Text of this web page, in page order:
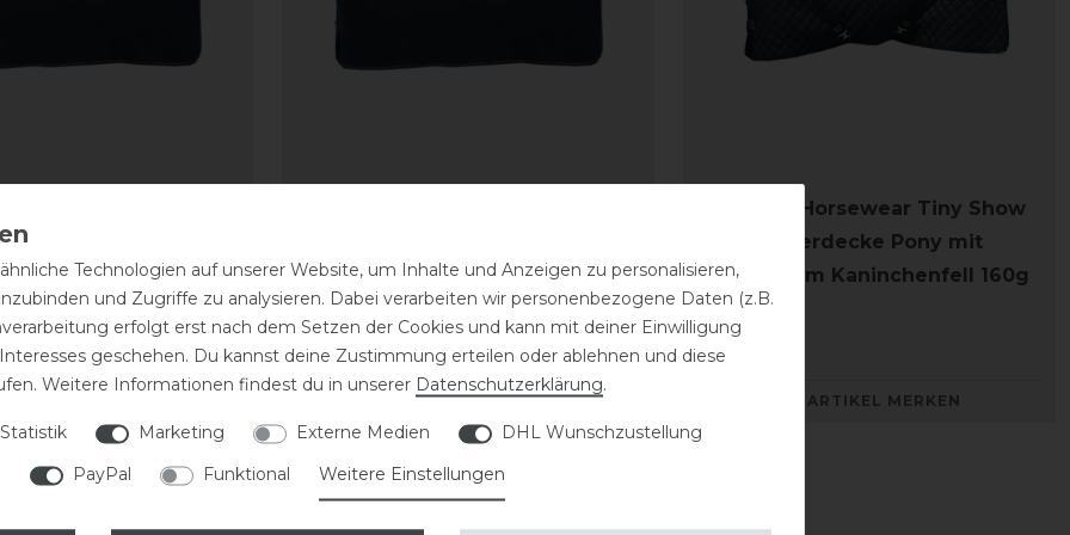
Abschwitzdecke 0 g
Abschwitzdecke Pony
164,99 € *
ARTIKEL MERKEN
Kentucky Horsewear Tiny Show
Rug Turnierdecke Pony mit
künstlichem Kaninchenfell 160g
109,99 € *
ARTIKEL MERKEN
Technologien auf unserer Website, um Inhalte und Anzeigen zu personalisieren,
und Zugriffe zu analysieren. Dabei verarbeiten wir personenbezogene Daten (z.B.
erfolgt erst nach dem Setzen der Cookies und kann mit deiner Einwilligung
geschehen. Du kannst deine Zustimmung erteilen oder ablehnen und diese
Weitere Informationen findest du in unserer Daten­schutz­erklärung.
Statistik Marketing Externe Medien
DHL Wunschzustellung
PayPal
Funktional Weitere Einstellungen